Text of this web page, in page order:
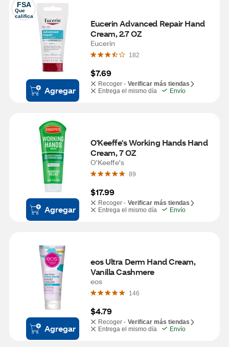
FSA
Que
califica
Agregar
Eucerin Advanced Repair Hand
Cream, 2.7 OZ
Eucerin
182
$7.69
Recoger - Verificar más tiendas
Entrega el mismo día
Envío
Agregar
O'Keeffe's Working Hands Hand
Cream, 7 OZ
O'Keeffe's
89
$17.99
Recoger - Verificar más tiendas
Entrega el mismo día
Envío
Agregar
eos Ultra Derm Hand Cream,
Vanilla Cashmere
eos
146
$4.79
Recoger - Verificar más tiendas
Entrega el mismo día
Envío